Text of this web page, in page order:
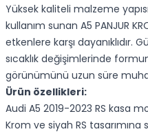
Yüksek kaliteli malzeme
kullanım sunan A5 PANJUR
etkenlere karşı dayanıklıdır.
sıcaklık değişimlerinde
görünümünü uzun süre
Ürün özellikleri:
Audi A5 2019-2023 RS kasa
Krom ve siyah RS tasarımına